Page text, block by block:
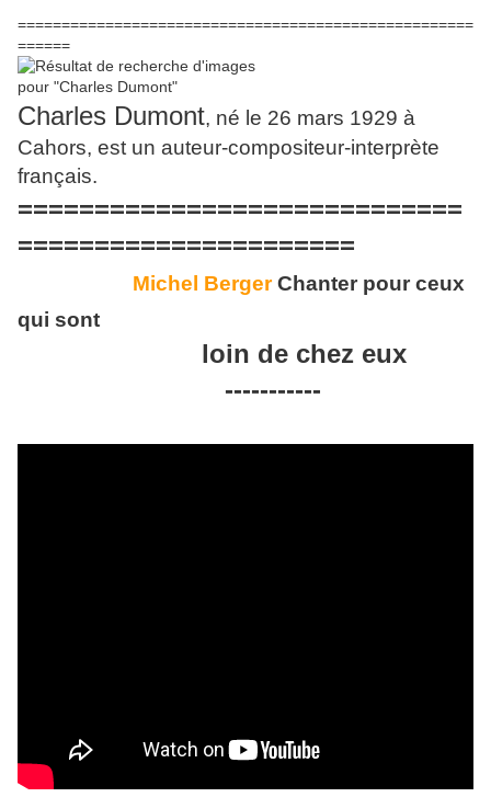
====================================================
======
Charles Dumont, né le 26 mars 1929 à
Cahors, est un auteur-compositeur-interprète
français.
=============================
======================
Michel BergerChanter pour ceux
qui sont
loin de chez eux
-----------